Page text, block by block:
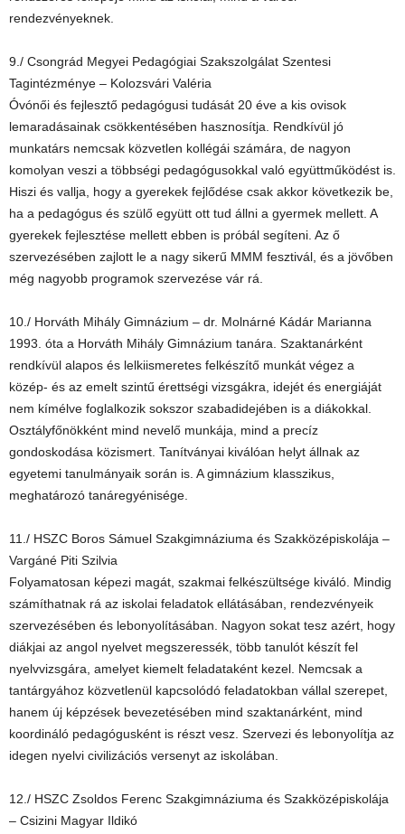
rendezvényeknek.
9./ Csongrád Megyei Pedagógiai Szakszolgálat Szentesi
Tagintézménye – Kolozsvári Valéria
Óvónői és fejlesztő pedagógusi tudását 20 éve a kis ovisok
lemaradásainak csökkentésében hasznosítja. Rendkívül jó
munkatárs nemcsak közvetlen kollégái számára, de nagyon
komolyan veszi a többségi pedagógusokkal való együttműködést is.
Hiszi és vallja, hogy a gyerekek fejlődése csak akkor következik be,
ha a pedagógus és szülő együtt ott tud állni a gyermek mellett. A
gyerekek fejlesztése mellett ebben is próbál segíteni. Az ő
szervezésében zajlott le a nagy sikerű MMM fesztivál, és a jövőben
még nagyobb programok szervezése vár rá.
10./ Horváth Mihály Gimnázium – dr. Molnárné Kádár Marianna
1993. óta a Horváth Mihály Gimnázium tanára. Szaktanárként
rendkívül alapos és lelkiismeretes felkészítő munkát végez a
közép- és az emelt szintű érettségi vizsgákra, idejét és energiáját
nem kímélve foglalkozik sokszor szabadidejében is a diákokkal.
Osztályfőnökként mind nevelő munkája, mind a precíz
gondoskodása közismert. Tanítványai kiválóan helyt állnak az
egyetemi tanulmányaik során is. A gimnázium klasszikus,
meghatározó tanáregyénisége.
11./ HSZC Boros Sámuel Szakgimnáziuma és Szakközépiskolája –
Vargáné Piti Szilvia
Folyamatosan képezi magát, szakmai felkészültsége kiváló. Mindig
számíthatnak rá az iskolai feladatok ellátásában, rendezvényeik
szervezésében és lebonyolításában. Nagyon sokat tesz azért, hogy
diákjai az angol nyelvet megszeressék, több tanulót készít fel
nyelvvizsgára, amelyet kiemelt feladataként kezel. Nemcsak a
tantárgyához közvetlenül kapcsolódó feladatokban vállal szerepet,
hanem új képzések bevezetésében mind szaktanárként, mind
koordináló pedagógusként is részt vesz. Szervezi és lebonyolítja az
idegen nyelvi civilizációs versenyt az iskolában.
12./ HSZC Zsoldos Ferenc Szakgimnáziuma és Szakközépiskolája
– Csizini Magyar Ildikó